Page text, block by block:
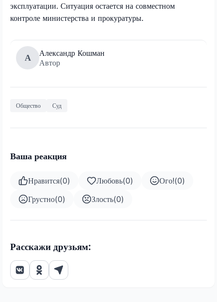
эксплуатации. Ситуация остается на совместном
контроле министерства и прокуратуры.
А
Александр Кошман
Автор
Общество Суд
Ваша реакция
Нравится(0) Любовь(0) Ого!(0)
Грустно(0) Злость(0)
Расскажи друзьям: